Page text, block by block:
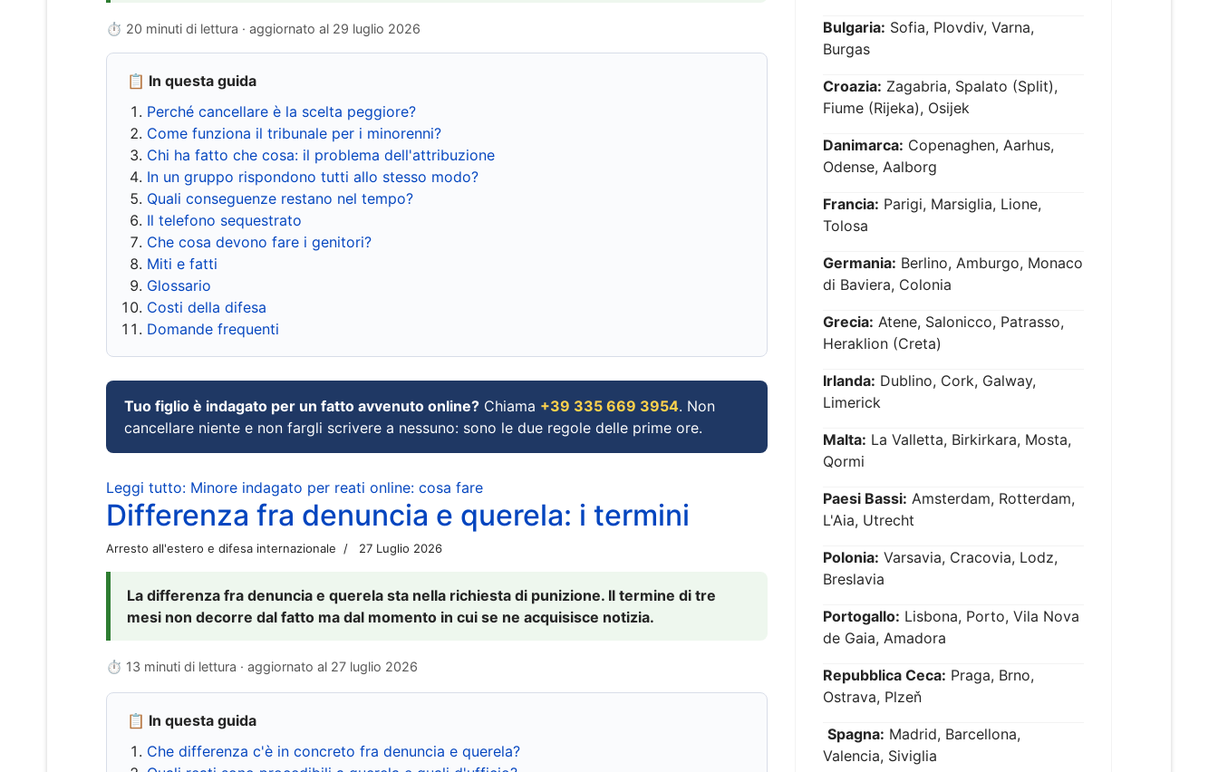
⏱ 20 minuti di lettura · aggiornato al 29 luglio 2026
📋 In questa guida
Perché cancellare è la scelta peggiore?
Come funziona il tribunale per i minorenni?
Chi ha fatto che cosa: il problema dell'attribuzione
In un gruppo rispondono tutti allo stesso modo?
Quali conseguenze restano nel tempo?
Il telefono sequestrato
Che cosa devono fare i genitori?
Miti e fatti
Glossario
Costi della difesa
Domande frequenti
Tuo figlio è indagato per un fatto avvenuto online? Chiama +39 335 669 3954. Non
cancellare niente e non fargli scrivere a nessuno: sono le due regole delle prime ore.
Leggi tutto: Minore indagato per reati online: cosa fare
Differenza fra denuncia e querela: i termini
Arresto all'estero e difesa internazionale 27 Luglio 2026
La differenza fra denuncia e querela sta nella richiesta di punizione. Il termine di tre
mesi non decorre dal fatto ma dal momento in cui se ne acquisisce notizia.
⏱ 13 minuti di lettura · aggiornato al 27 luglio 2026
📋 In questa guida
Che differenza c'è in concreto fra denuncia e querela?
Bulgaria: Sofia, Plovdiv, Varna,
Burgas
Croazia: Zagabria, Spalato (Split),
Fiume (Rijeka), Osijek
Danimarca: Copenaghen, Aarhus,
Odense, Aalborg
Francia: Parigi, Marsiglia, Lione,
Tolosa
Germania: Berlino, Amburgo, Monaco
di Baviera, Colonia
Grecia: Atene, Salonicco, Patrasso,
Heraklion (Creta)
Irlanda: Dublino, Cork, Galway,
Limerick
Malta: La Valletta, Birkirkara, Mosta,
Qormi
Paesi Bassi: Amsterdam, Rotterdam,
L'Aia, Utrecht
Polonia: Varsavia, Cracovia, Lodz,
Breslavia
Portogallo: Lisbona, Porto, Vila Nova
de Gaia, Amadora
Repubblica Ceca: Praga, Brno,
Ostrava, Plzeň
Spagna: Madrid, Barcellona,
Valencia, Siviglia